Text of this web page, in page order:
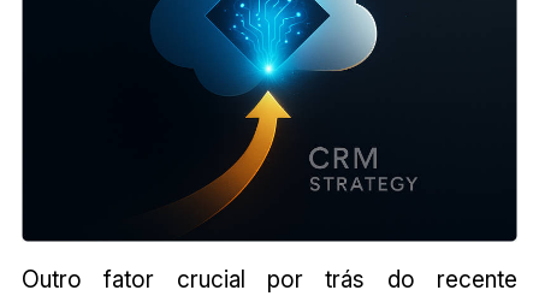
Outro fator crucial por trás do recente